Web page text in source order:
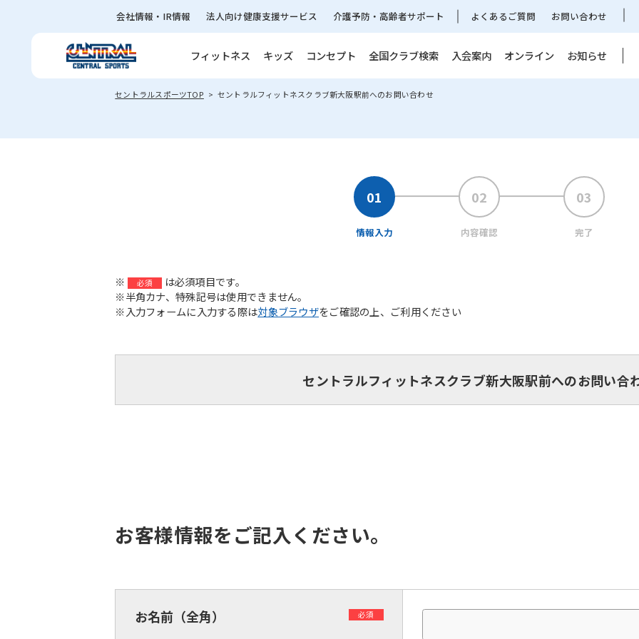
会社情報・IR情報 法人向け健康支援サービス 介護予防・高齢者サポート よくあるご質問 お問い合わせ
フィットネス キッズ コンセプト 全国クラブ検索 入会案内 オンライン お知らせ
セントラルスポーツTOP セントラルフィットネスクラブ新大阪駅前へのお問い合わせ
情報入力 内容確認 完了
※ 必須
は必須項目です。
※半角カナ、特殊記号は使用できません。
※入力フォームに入力する際は対象ブラウザをご確認の上、ご利用ください
セントラルフィットネスクラブ新大阪駅前へのお問い合
お客様情報をご記入ください。
お名前（全角） 必須